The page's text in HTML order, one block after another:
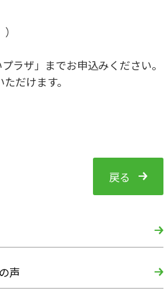
ラザ」までお申込みください。
だけます。
戻る
声